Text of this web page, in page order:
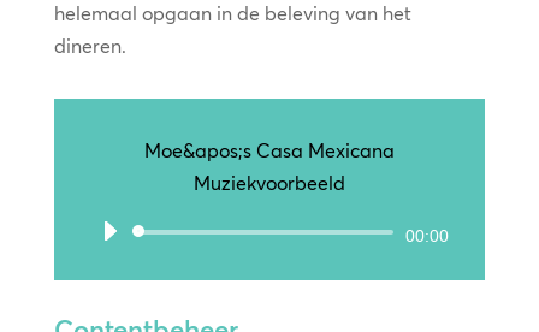
helemaal opgaan in de beleving van het
dineren.
Moe&apos;s Casa Mexicana
Muziekvoorbeeld
Audiospeler 00:00